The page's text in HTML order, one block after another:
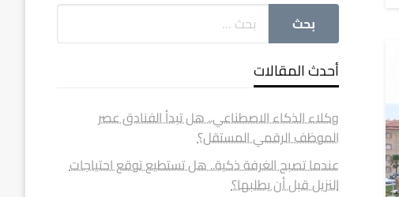
أحدث المقالات
وكلاء الذكاء الاصطناعي.. هل تبدأ الفنادق عصر
الموظف الرقمي المستقل؟
عندما تصبح الغرفة ذكية.. هل تستطيع توقع احتياجات
النزيل قبل أن يطلبها؟